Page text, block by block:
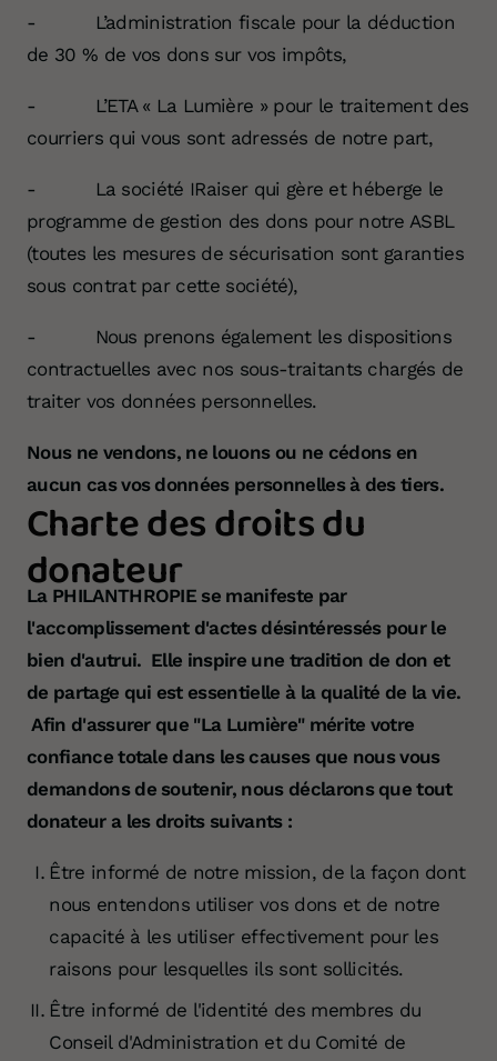
- L’administration fiscale pour la déduction
de 30 % de vos dons sur vos impôts,
- L’ETA « La Lumière » pour le traitement des
courriers qui vous sont adressés de notre part,
- La société IRaiser qui gère et héberge le
programme de gestion des dons pour notre ASBL
(toutes les mesures de sécurisation sont garanties
sous contrat par cette société),
- Nous prenons également les dispositions
contractuelles avec nos sous-traitants chargés de
traiter vos données personnelles.
Nous ne vendons, ne louons ou ne cédons en
aucun cas vos données personnelles à des tiers.
Charte des droits du
donateur
La PHILANTHROPIE se manifeste par
l'accomplissement d'actes désintéressés pour le
bien d'autrui. Elle inspire une tradition de don et
de partage qui est essentielle à la qualité de la vie.
Afin d'assurer que "La Lumière" mérite votre
confiance totale dans les causes que nous vous
demandons de soutenir, nous déclarons que tout
donateur a les droits suivants :
Être informé de notre mission, de la façon dont
nous entendons utiliser vos dons et de notre
capacité à les utiliser effectivement pour les
raisons pour lesquelles ils sont sollicités.
Être informé de l'identité des membres du
Conseil d'Administration et du Comité de